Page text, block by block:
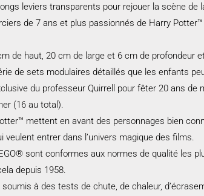
leviers transparents pour rejouer la scène
de 7 ans et plus passionnés de Harry
de haut, 20 cm de large et 6 cm de
de sets modulaires détaillés que les enfants
du professeur Quirrell pour fêter 20 ans
(16 au total).
mettent en avant des personnages bien
veulent entrer dans l’univers magique des films.
sont conformes aux normes de qualité les
depuis 1958.
à des tests de chute, de chaleur,